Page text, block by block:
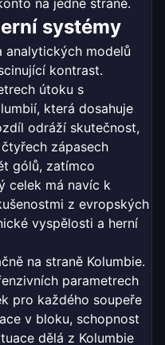
na jedné straně.
systémy
analytických modelů
kontrast.
útoku s
která dosahuje
odráží skutečnost,
zápasech
gólů, zatímco
celek má navíc k
z evropských
vyspělosti a herní
na straně Kolumbie.
parametrech
pro každého soupeře
v bloku, schopnost
dělá z Kolumbie